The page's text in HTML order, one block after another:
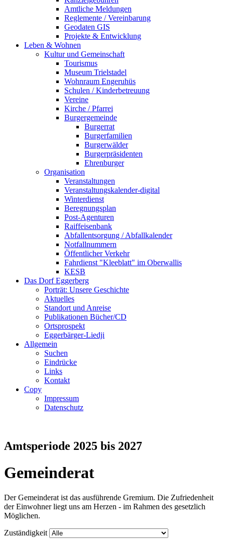
Amtliche Meldungen
Reglemente / Vereinbarung
Geodaten GIS
Projekte & Entwicklung
Leben & Wohnen
Kultur und Gemeinschaft
Tourismus
Museum Trielstadel
Wohnraum Engeruhüs
Schulen / Kinderbetreuung
Vereine
Kirche / Pfarrei
Burgergemeinde
Burgerrat
Burgerfamilien
Burgerwälder
Burgerpräsidenten
Ehrenburger
Organisation
Veranstaltungen
Veranstaltungskalender-digital
Winterdienst
Beregnungsplan
Post-Agenturen
Raiffeisenbank
Abfallentsorgung / Abfallkalender
Notfallnummern
Öffentlicher Verkehr
Fahrdienst "Kleeblatt" im Oberwallis
KESB
Das Dorf Eggerberg
Porträt: Unsere Geschichte
Aktuelles
Standort und Anreise
Publikationen Bücher/CD
Ortsprospekt
Eggerbärger-Liedji
Allgemein
Suchen
Eindrücke
Links
Kontakt
Copy
Impressum
Datenschutz
Amtsperiode 2025 bis 2027
Gemeinderat
Der Gemeinderat ist das ausführende Gremium. Die Zufriedenheit
der Einwohner liegt uns am Herzen - im Rahmen des gesetzlich
Möglichen.
Zuständigkeit